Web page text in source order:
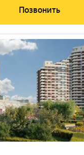
Позвонить